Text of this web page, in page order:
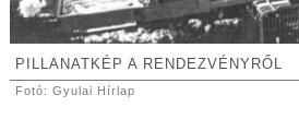
PILLANATKÉP A RENDEZVÉNYRŐL
Fotó: Gyulai Hírlap